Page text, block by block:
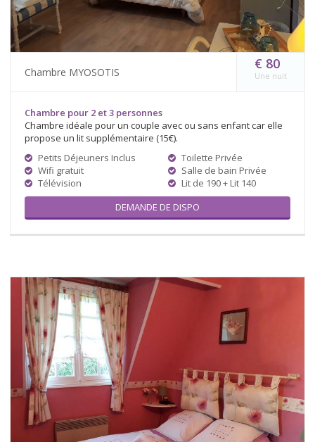
Chambre MYOSOTIS
€ 80
Une nuit
Chambre pour 2 et 3 personnes
Chambre idéale pour un couple avec ou sans enfant car elle
propose un lit supplémentaire (15€).
Petits Déjeuners Inclus
Wifi gratuit
Télévision
Toilette Privée
Salle de bain Privée
Lit de 190 + Lit 140
DEMANDE DE DISPO